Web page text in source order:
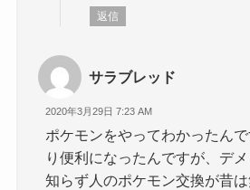
返信
サラブレッド
2020年3月29日 7:23 AM
ポケモンをやってわかったん
り便利になったんですが、デ
知らず人のポケモン交換が昔